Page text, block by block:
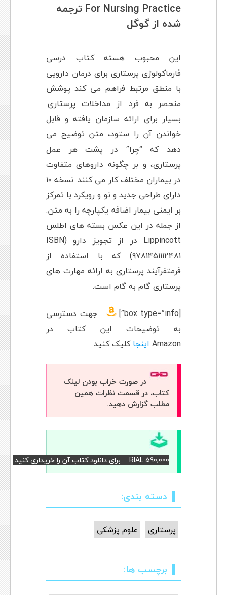
For Nursing Practice ترجمه
شده از گوگل
این محبوب هسته کتاب درسی
فارماکولوژی پرستاری برای درمان دارویی
با منطق مرتبط فراهم می کند پوشش
منحصر به فرد از مداخلات پرستاری.
بسیار برای ارائه سازمان یافته و قابل
خواندن آن را ستود، متن توضیح می
دهد که “چرا” در پشت هر عمل
پرستاری، و بر چگونه داروهای متفاوت
در بیماران مختلف کار می کنند. نسخه ۱۰
دارای طراحی جدید و نو و رویکرد با تمرکز
بر ایمنی بیمار اضافه یکپارچه را به متن.
از جمله در این عکس بسته های اطلس
Lippincott در از تجویز دارو (ISBN
9781451112481) که با استفاده از
فرمتفرآیند پرستاری به ارائه مهارت های
پرستاری گام به گام است.
[box type=”info”]
جهت دسترسی
به توضیحات این کتاب در
Amazon اینجاکلیک کنید.
در صورت خراب بودن لینک
کتاب، در قسمت نظرات همین
مطلب گزارش دهید.
RIAL 590,000 – برای دانلود کتاب آن را خریداری کنید.
دسته بندی:
پرستاری علوم پزشکی
برچسب ها: